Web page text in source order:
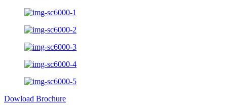
Dowload Brochure